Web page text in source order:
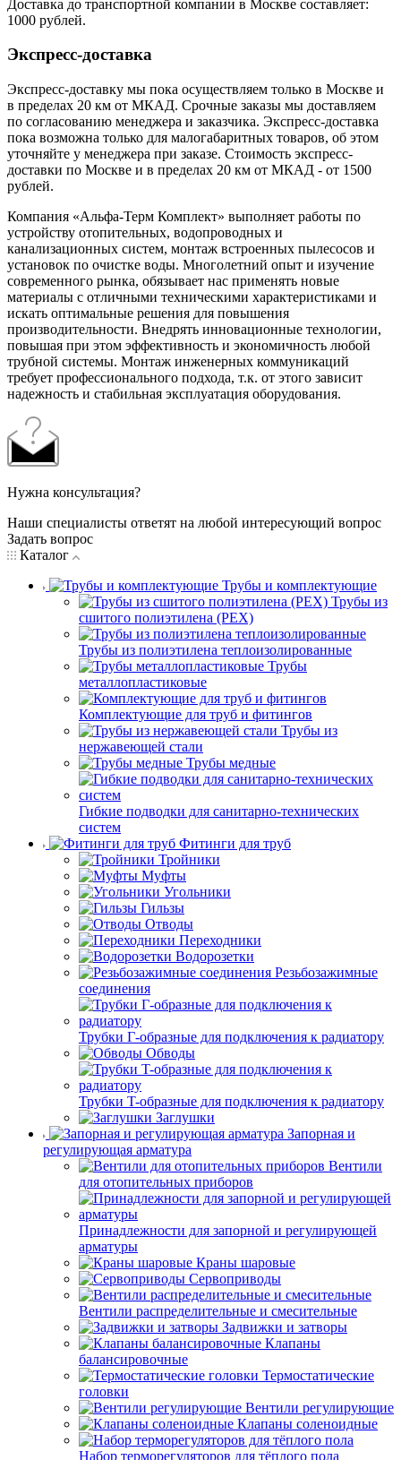
Доставка до транспортной компании в Москве составляет:
1000 рублей.
Экспресс-доставка
Экспресс-доставку мы пока осуществляем только в Москве и
в пределах 20 км от МКАД. Срочные заказы мы доставляем
по согласованию менеджера и заказчика. Экспресс-доставка
пока возможна только для малогабаритных товаров, об этом
уточняйте у менеджера при заказе. Стоимость экспресс-
доставки по Москве и в пределах 20 км от МКАД - от 1500
рублей.
Компания «Альфа-Терм Комплект» выполняет работы по
устройству отопительных, водопроводных и
канализационных систем, монтаж встроенных пылесосов и
установок по очистке воды. Многолетний опыт и изучение
современного рынка, обязывает нас применять новые
материалы с отличными техническими характеристиками и
искать оптимальные решения для повышения
производительности. Внедрять инновационные технологии,
повышая при этом эффективность и экономичность любой
трубной системы. Монтаж инженерных коммуникаций
требует профессионального подхода, т.к. от этого зависит
надежность и стабильная эксплуатация оборудования.
Нужна консультация?
Наши специалисты ответят на любой интересующий вопрос
Задать вопрос
Каталог
Трубы и комплектующие
Трубы из
сшитого полиэтилена (PEX)
Трубы из полиэтилена теплоизолированные
Трубы
металлопластиковые
Комплектующие для труб и фитингов
Трубы из
нержавеющей стали
Трубы медные
Гибкие подводки для санитарно-технических
систем
Фитинги для труб
Тройники
Муфты
Угольники
Гильзы
Отводы
Переходники
Водорозетки
Резьбозажимные
соединения
Трубки Г-образные для подключения к радиатору
Обводы
Трубки T-образные для подключения к радиатору
Заглушки
Запорная и
регулирующая арматура
Вентили
для отопительных приборов
Принадлежности для запорной и регулирующей
арматуры
Краны шаровые
Сервоприводы
Вентили распределительные и смесительные
Задвижки и затворы
Клапаны
балансировочные
Термостатические
головки
Вентили регулирующие
Клапаны соленоидные
Набор терморегуляторов для тёплого пола